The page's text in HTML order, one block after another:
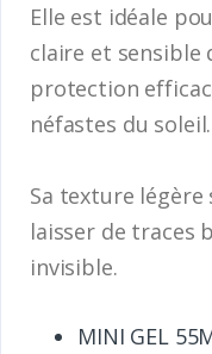
Elle est idéale
claire et sensible
protection
néfastes du soleil.
Sa texture
laisser de traces
invisible.
MINI GEL